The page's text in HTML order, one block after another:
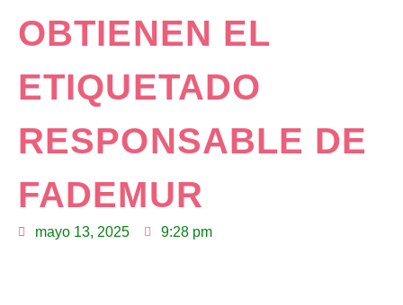
OBTIENEN EL
ETIQUETADO
RESPONSABLE DE
FADEMUR
mayo 13, 2025 9:28 pm